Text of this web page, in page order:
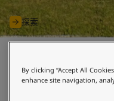
探索
By clicking “Accept All
enhance site navigation,